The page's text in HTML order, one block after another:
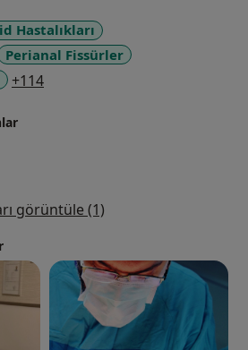
İlgi alanlarım
(Proktoloji), Kolon-
kanseri ve karın içi sıcak
almaktadır.
Hastalıkları
Perianal Fissürler
+114a11y_sr_more_diseases
görüntüle (1)